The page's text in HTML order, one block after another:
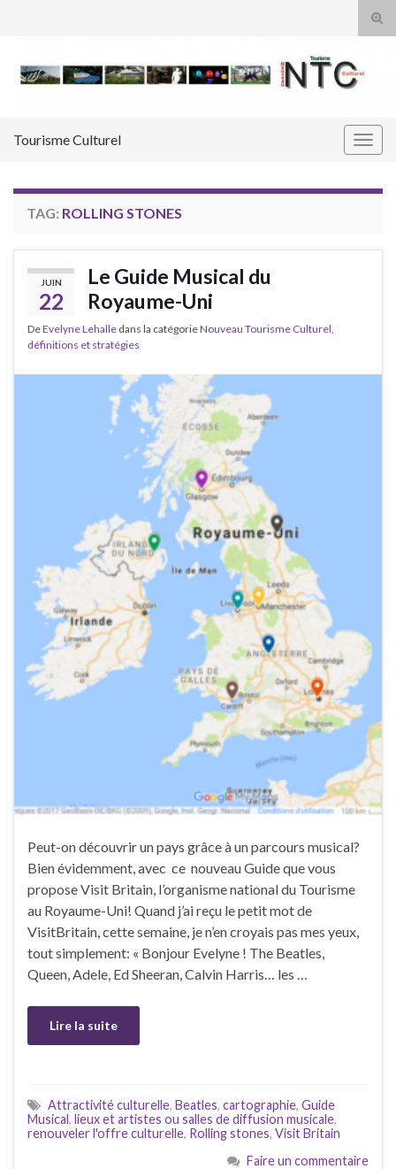
Tourisme Culturel
TAG: ROLLING STONES
JUIN
22
Le Guide Musical du
Royaume-Uni
DeEvelyne Lehalle dans la catégorieNouveau Tourisme Culturel,
définitions et stratégies
Peut-on découvrir un pays grâce à un parcours musical?
Bien évidemment, avec ce nouveau Guide que vous
propose Visit Britain, l’organisme national du Tourisme
au Royaume-Uni! Quand j’ai reçu le petit mot de
VisitBritain, cette semaine, je n’en croyais pas mes yeux,
tout simplement: « Bonjour Evelyne ! The Beatles,
Queen, Adele, Ed Sheeran, Calvin Harris… les …
Lire la suite
Attractivité culturelle, Beatles, cartographie, Guide
Musical, lieux et artistes ou salles de diffusion musicale,
renouveler l'offre culturelle, Rolling stones, Visit Britain
Faire un commentaire